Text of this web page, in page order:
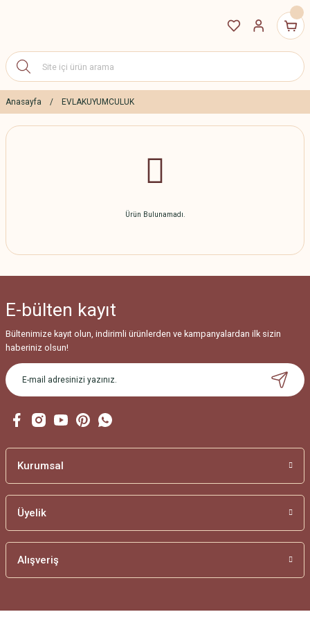
Anasayfa EVLAKUYUMCULUK
Ürün Bulunamadı.
E-bülten kayıt
Bültenimize kayıt olun, indirimli ürünlerden ve kampanyalardan ilk sizin
haberiniz olsun!
Kurumsal
Üyelik
Alışveriş